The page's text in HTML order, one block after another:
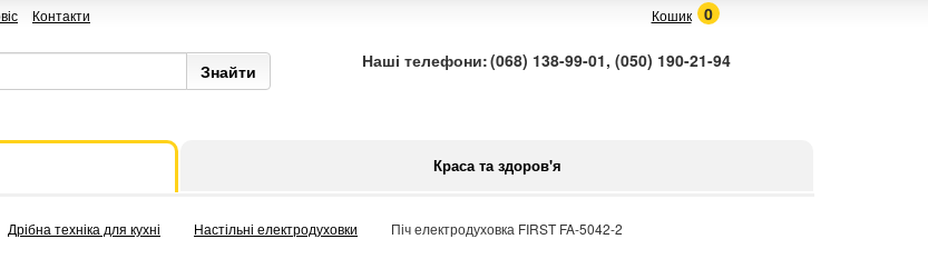
Контакти Кошик 0
Наші телефони:(068) 138-99-01, (050) 190-21-94
Краса та здоров'я
Дрібна техніка для кухні Настільні електродуховки Піч електродуховка FIRST FA-5042-2